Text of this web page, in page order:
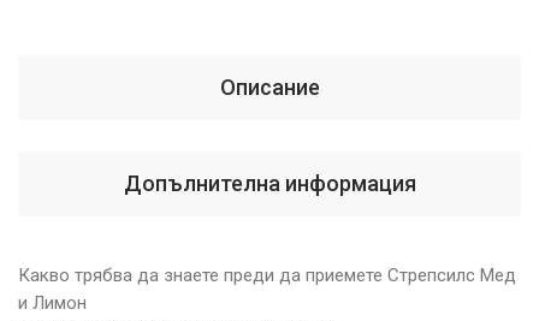
Описание
Допълнителна информация
Какво трябва да знаете преди да приемете Стрепсилс Мед
и Лимон